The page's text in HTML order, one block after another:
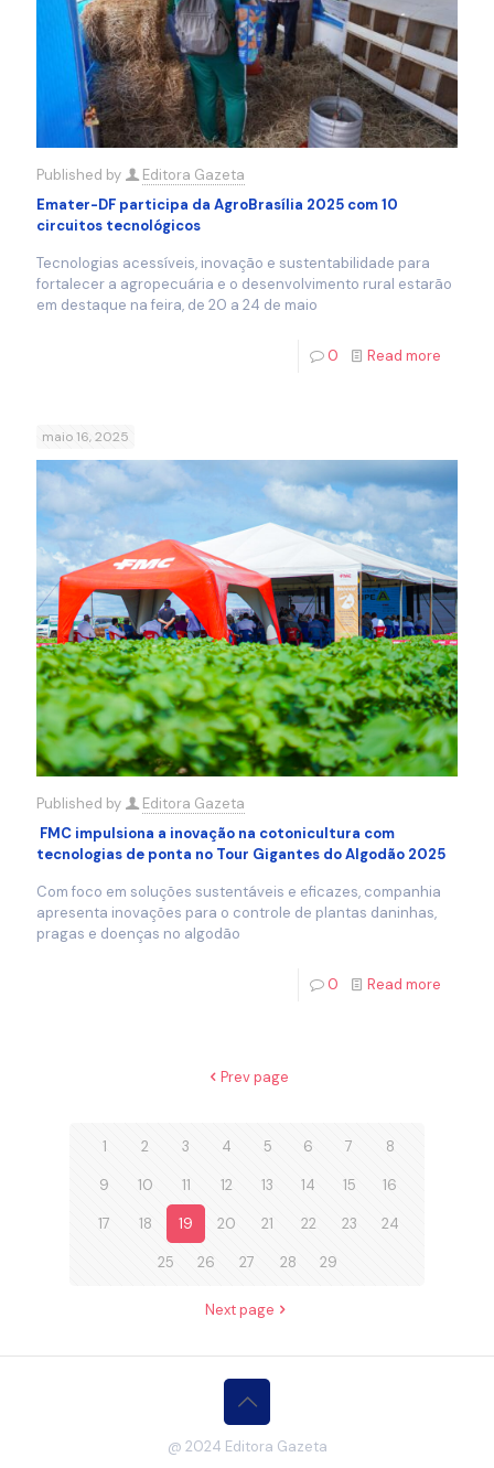
Published by
Editora Gazeta
Emater-DF participa da AgroBrasília 2025 com 10
circuitos tecnológicos
Tecnologias acessíveis, inovação e sustentabilidade para
fortalecer a agropecuária e o desenvolvimento rural estarão
em destaque na feira, de 20 a 24 de maio
0 Read more
maio 16, 2025
Published by
Editora Gazeta
FMC impulsiona a inovação na cotonicultura com
tecnologias de ponta no Tour Gigantes do Algodão 2025
Com foco em soluções sustentáveis e eficazes, companhia
apresenta inovações para o controle de plantas daninhas,
pragas e doenças no algodão
0 Read more
Prev page
1 2 3 4 5 6 7 8
9 10 11 12 13 14 15 16
17 18 19 20 21 22 23 24
25 26 27 28 29
Next page
@ 2024 Editora Gazeta